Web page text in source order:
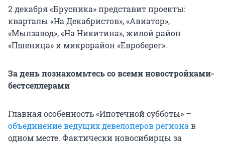
2 декабря «Брусника» представит проекты:
кварталы «На Декабристов», «Авиатор»,
«Мылзавод», «На Никитина», жилой район
«Пшеница» и микрорайон «Евроберег».
За день познакомьтесь со всеми новостройками-
бестселлерами
Главная особенность «Ипотечной субботы» –
объединение ведущих девелоперов регионав
одном месте. Фактически новосибирцы за